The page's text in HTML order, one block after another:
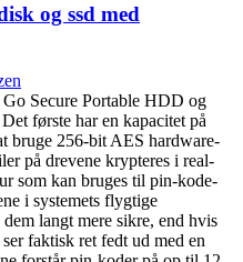
og ssd med
Go Secure Portable HDD og
første har en kapacitet på
bruge 256-bit AES hardware-
på drevene krypteres i real-
som kan bruges til pin-kode-
i systemets flygtige
langt mere sikre, end hvis
faktisk ret fedt ud med en